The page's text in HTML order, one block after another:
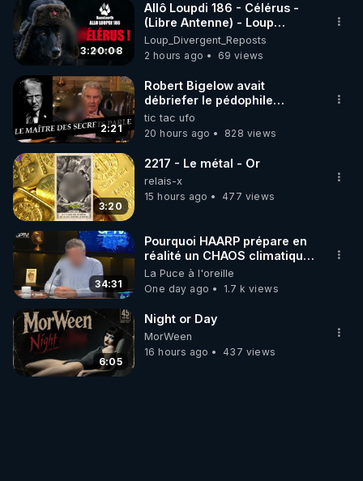
3:20:08
Allô Loupdi 186 - Célérus -
(Libre Antenne) - Loup
Divergent 2026.08.06
Loup_Divergent_Reposts
2 hours ago
69 views
2:21
Robert Bigelow avait
débriefer le pédophile
génocidaire de donald j
trump
tic tac ufo
20 hours ago
828 views
3:20
2217 - Le métal - Or
relais-x
15 hours ago
477 views
34:31
Pourquoi HAARP prépare en
réalité un CHAOS climatique,
on répond
La Puce à l'oreille
One day ago
1.7 k views
6:05
Night or Day
MorWeen
16 hours ago
437 views